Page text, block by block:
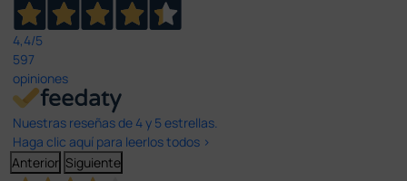
4,4/5
597
opiniones
Nuestras reseñas de 4 y 5 estrellas.
Haga clic aquí para leerlos todos >
Anterior Siguiente